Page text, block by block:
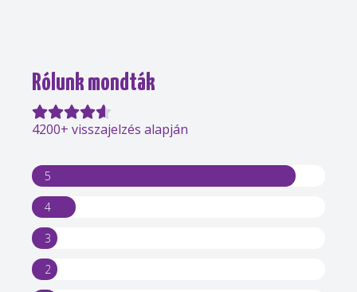
Rólunk mondták
4200+ visszajelzés alapján
5
4
3
2